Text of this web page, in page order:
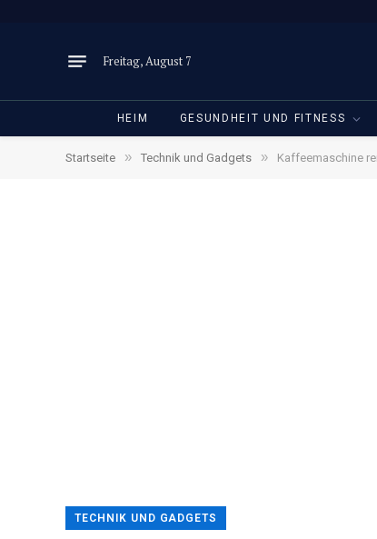
Freitag, August 7
HEIM GESUNDHEIT UND FITNESS
Startseite » Technik und Gadgets » Kaffeemaschine
TECHNIK UND GADGETS